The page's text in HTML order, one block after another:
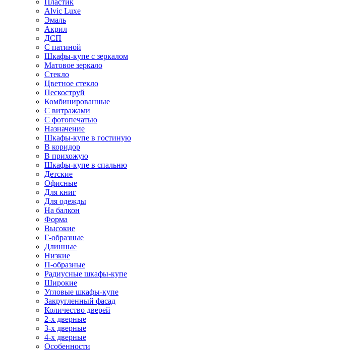
Пластик
Alvic Luxe
Эмаль
Акрил
ДСП
С патиной
Шкафы-купе с зеркалом
Матовое зеркало
Стекло
Цветное стекло
Пескоструй
Комбинированные
С витражами
С фотопечатью
Назначение
Шкафы-купе в гостиную
В коридор
В прихожую
Шкафы-купе в спальню
Детские
Офисные
Для книг
Для одежды
На балкон
Форма
Высокие
Г-образные
Длинные
Низкие
П-образные
Радиусные шкафы-купе
Широкие
Угловые шкафы-купе
Закругленный фасад
Количество дверей
2-х дверные
3-х дверные
4-х дверные
Особенности